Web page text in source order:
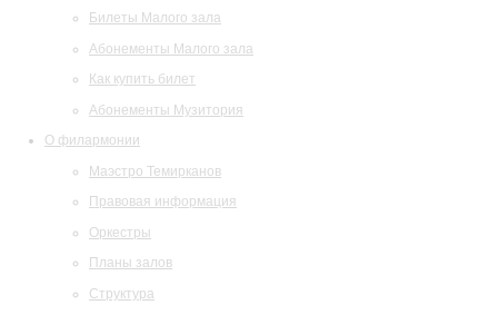
Билеты Малого зала
Абонементы Малого зала
Как купить билет
Абонементы Музитория
О филармонии
Маэстро Темирканов
Правовая информация
Оркестры
Планы залов
Структура